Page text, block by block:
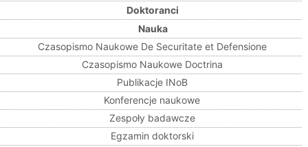
Doktoranci
Nauka
Czasopismo Naukowe De Securitate et Defensione
Czasopismo Naukowe Doctrina
Publikacje INoB
Konferencje naukowe
Zespoły badawcze
Egzamin doktorski